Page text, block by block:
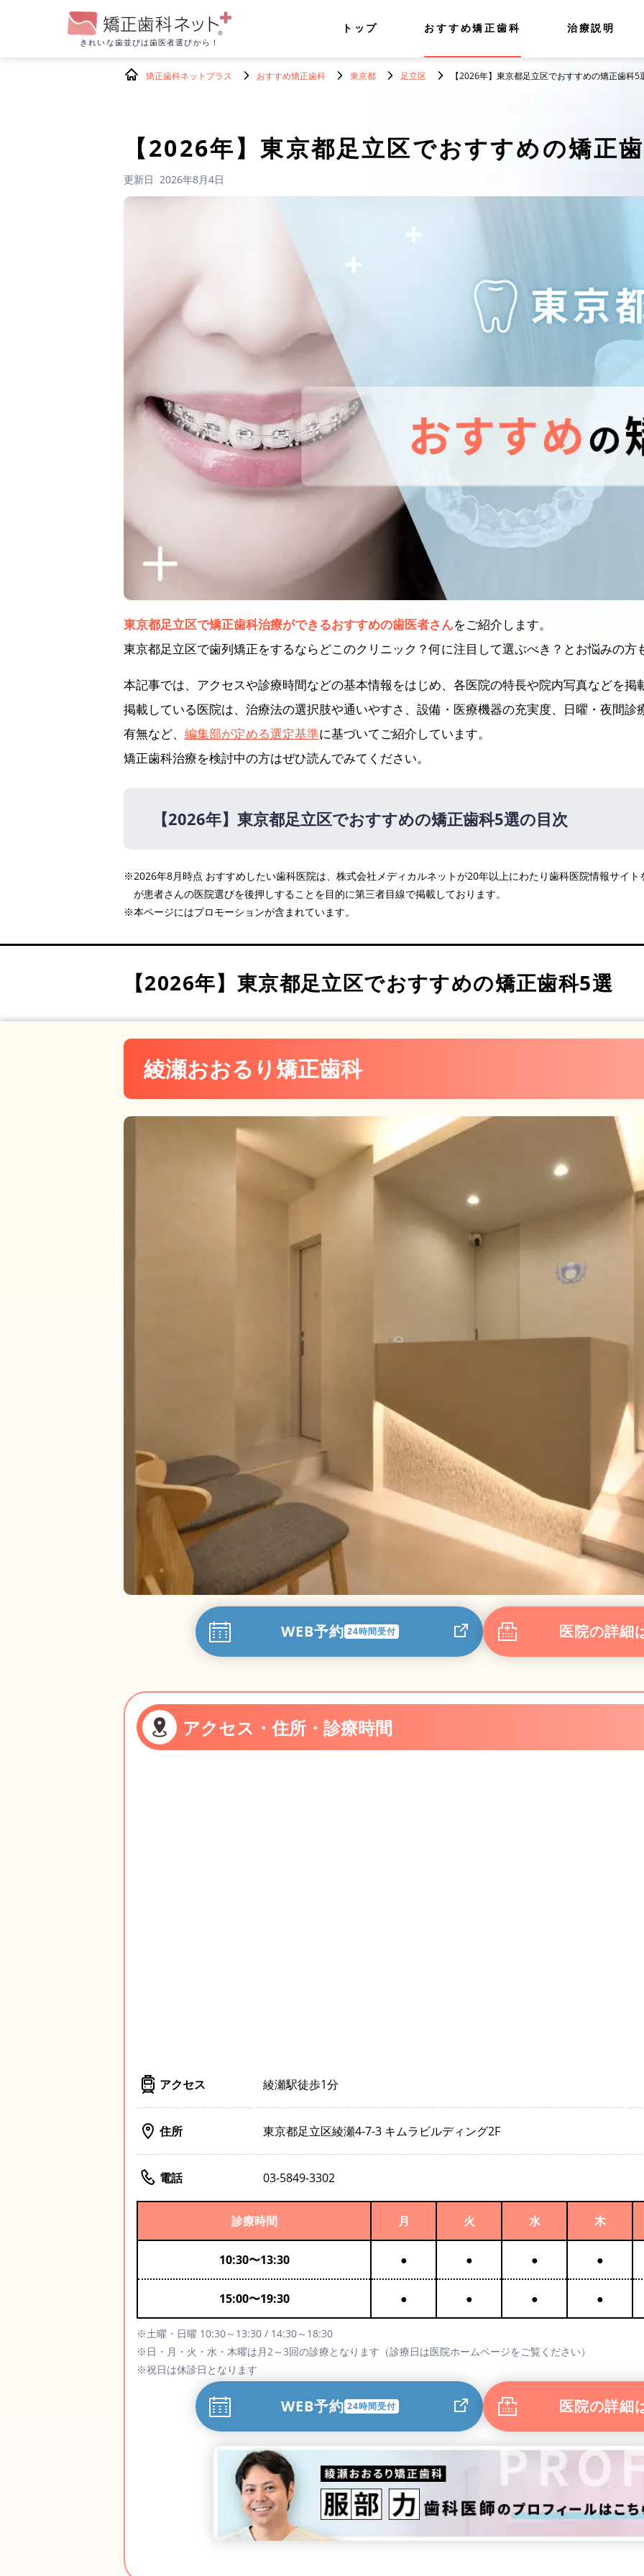
きれいな歯並びは歯医者選びから！
トップ おすすめ矯正歯科 治療説明
矯正歯科ネットプラス おすすめ矯正歯科 東京都 足立区 【2026年】東京都足立区でおすすめの矯正歯科5
【2026年】 東京都足立区でおすすめの矯正
更新日 2026年8月4日
東京都足立区で矯正歯科治療ができるおすすめの歯医者さんをご紹介します。
東京都足立区で歯列矯正をするならどこのクリニック？何に注目して選ぶべき？とお悩みの方
本記事では、アクセスや診療時間などの基本情報をはじめ、各医院の特長や院内写真などを掲
掲載している医院は、治療法の選択肢や通いやすさ、設備・医療機器の充実度、日曜・夜間
有無など、 編集部が定める選定基準に基づいてご紹介しています。
矯正歯科治療を検討中の方はぜひ読んでみてください。
【2026年】 東京都足立区でおすすめの矯正歯科5選の目次
綾瀬おおるり矯正歯科 PR
シンヤ矯正・歯科クリニック
医療法人社団健美会 北千住矯正歯科
森本矯正歯科
※2026年8月時点 おすすめしたい歯科医院は、株式会社メディカルネットが20年以上にわたり歯科医院情報サイ
が患者さんの医院選びを後押しすることを目的に第三者目線で掲載しております。
※本ページにはプロモーションが含まれています。
【2026年】 東京都足立区でおすすめの矯正歯科5選
綾瀬おおるり矯正歯科
WEB予約 24時間受付 医院の詳細
アクセス・住所・診療時間
アクセス 綾瀬駅徒歩1分
住所 東京都足立区綾瀬4-7-3 キムラビルディング2F
電話 03-5849-3302
診療時間 月 火 水 木
10:30〜13:30 ● ● ● ●
15:00〜19:30 ● ● ● ●
※土曜・日曜 10:30～13:30 / 14:30～18:30
※日・月・火・水・木曜は月2～3回の診療となります（診療日は医院ホームページをご覧ください）
※祝日は休診日となります
WEB予約 24時間受付 医院の詳細